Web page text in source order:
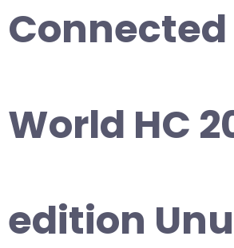
Connected
World HC
edition